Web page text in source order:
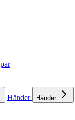
Händer Händer